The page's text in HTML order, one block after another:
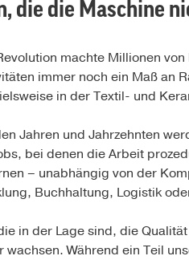
die die Maschine
machte Millionen
immer noch ein Maß an
in der Textil- und
Jahren und Jahrzehnten
bei denen die Arbeit
– unabhängig von der
Buchhaltung, Logistik
in der Lage sind, die
wachsen. Während ein Teil